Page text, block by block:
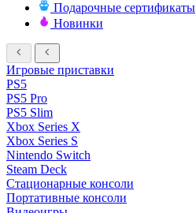
Подарочные сертификаты
Новинки
Игровые приставки
PS5
PS5 Pro
PS5 Slim
Xbox Series X
Xbox Series S
Nintendo Switch
Steam Deck
Стационарные консоли
Портативные консоли